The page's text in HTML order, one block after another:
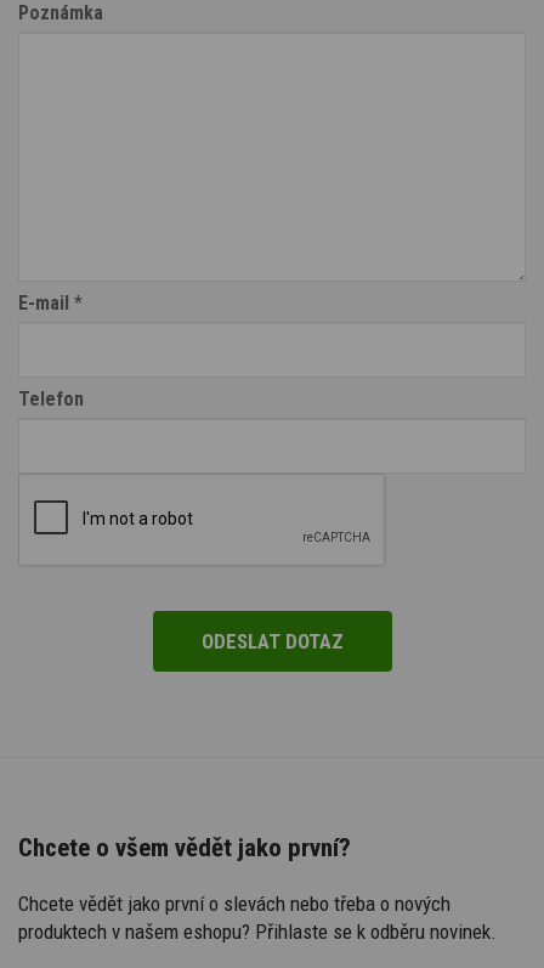
Poznámka
E-mail *
Telefon
Chcete o všem vědět jako první?
Chcete vědět jako první o slevách nebo třeba o nových
produktech v našem eshopu? Přihlaste se k odběru novinek.